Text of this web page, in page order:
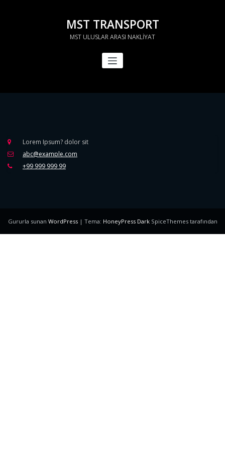
MST TRANSPORT
MST ULUSLAR ARASI NAKLİYAT
Lorem Ipsum? dolor sit
abc@example.com
+99 999 999 99
Gururla sunan WordPress | Tema: HoneyPress DarkSpiceThemes tarafından